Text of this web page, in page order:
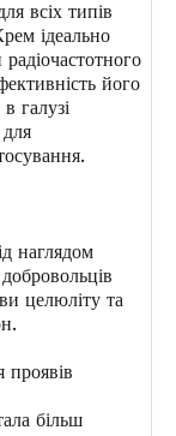
всіх типів
ідеально
його
галузі
наглядом
целюліту та
більш